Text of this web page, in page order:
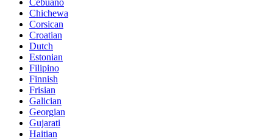
Cebuano
Chichewa
Corsican
Croatian
Dutch
Estonian
Filipino
Finnish
Frisian
Galician
Georgian
Gujarati
Haitian